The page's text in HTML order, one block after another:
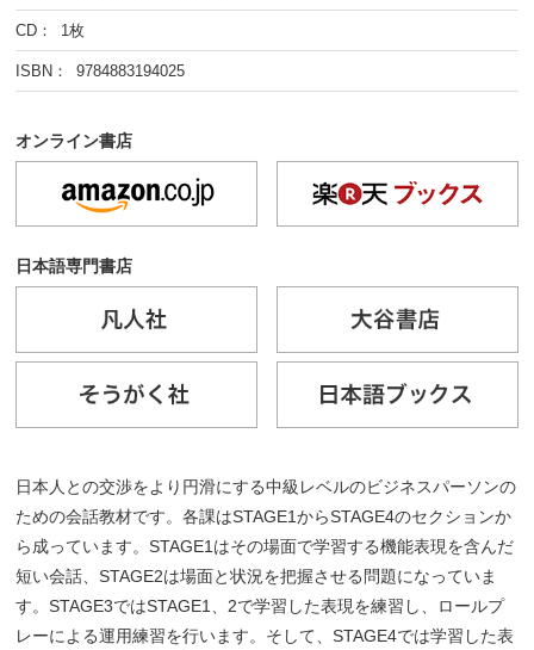
日本人との交渉をより円滑にする中級レベルのビジネスパーソンの
ための会話教材です。各課はSTAGE1からSTAGE4のセクションか
ら成っています。STAGE1はその場面で学習する機能表現を含んだ
短い会話、STAGE2は場面と状況を把握させる問題になっていま
す。STAGE3ではSTAGE1、2で学習した表現を練習し、ロールプ
レーによる運用練習を行います。そして、STAGE4では学習した表
CD： 1枚
ISBN： 9784883194025
オンライン書店
日本語専門書店